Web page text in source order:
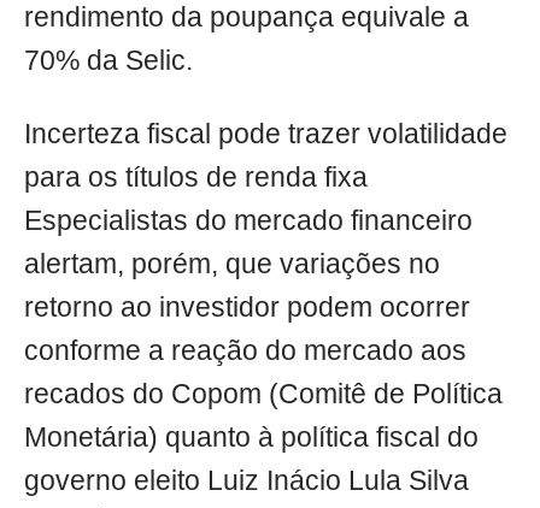
rendimento da poupança equivale a
70% da Selic.
Incerteza fiscal pode trazer volatilidade
para os títulos de renda fixa
Especialistas do mercado financeiro
alertam, porém, que variações no
retorno ao investidor podem ocorrer
conforme a reação do mercado aos
recados do Copom (Comitê de Política
Monetária) quanto à política fiscal do
governo eleito Luiz Inácio Lula Silva